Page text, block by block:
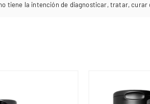
tiene la intención de diagnosticar, tratar,